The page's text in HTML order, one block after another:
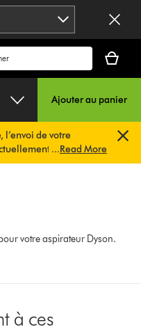
panier
est
Ajouter au panier
l’envoi de votre
être
solution rapide.Vous
dans les
...Read More
votre aspirateur Dyson.
à ces